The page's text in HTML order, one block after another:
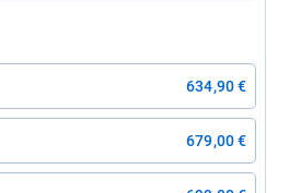
634,90 €
679,00 €